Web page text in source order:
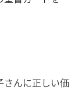
さんに正しい価